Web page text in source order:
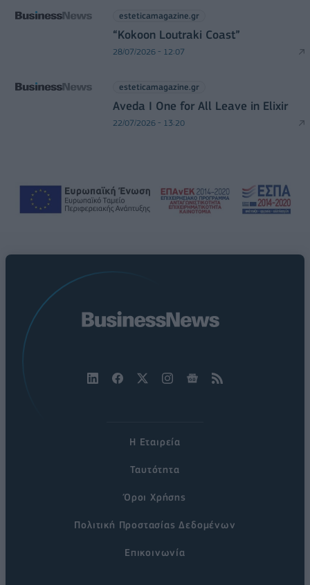
esteticamagazine.gr
“Kokoon Loutraki Coast”
28/07/2026 - 12:07
esteticamagazine.gr
Aveda I One for All Leave in Elixir
22/07/2026 - 13:20
Η Εταιρεία
Ταυτότητα
Όροι Χρήσης
Πολιτική Προστασίας Δεδομένων
Επικοινωνία